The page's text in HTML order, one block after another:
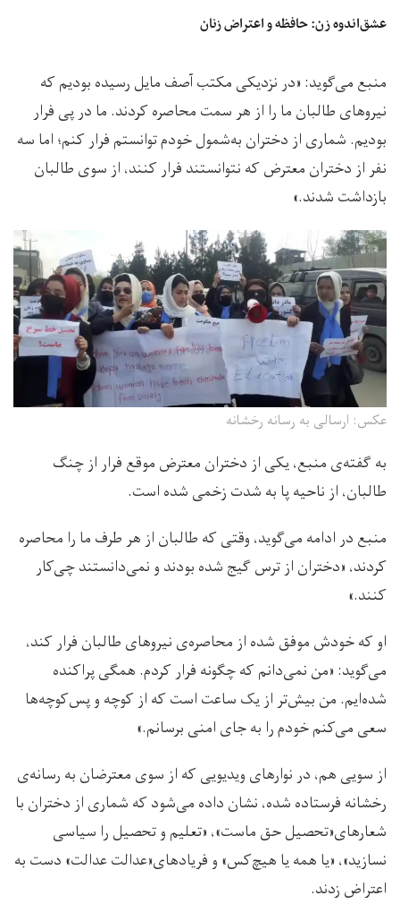
عشق‌اندوه زن: حافظه و اعتراض زنان
منبع می‌گوید: «در نزدیکی مکتب آصف مایل رسیده بودیم که
نیروهای طالبان ما را از هر سمت محاصره کردند. ما در پی فرار
بودیم. شماری از دختران به‌شمول خودم توانستم فرار کنم؛ اما سه
نفر از دختران معترض که نتوانستند فرار کنند، از سوی طالبان
بازداشت شدند.»
عکس: ارسالی به رسانه رخشانه
به گفته‌ی منبع، یکی از دختران معترض موقع فرار از چنگ
طالبان، از ناحیه پا به شدت زخمی شده است.
منبع در ادامه می‌گوید، وقتی که طالبان از هر طرف ما را محاصره
کردند، «دختران از ترس گیج شده بودند و نمی‌دانستند چی‌کار
کنند.»
او که خودش موفق شده از محاصره‌ی نیروهای طالبان فرار کند،
می‌گوید: «من نمی‌دانم که چگونه فرار کردم. همگی پراکنده
شده‌ایم. من بیش‌تر از یک ساعت است که از کوچه‌ و پس‌کوچه‌ها
سعی می‌کنم خودم را به جای امنی برسانم.»
از سویی هم، در نوارهای ویدیویی که از سوی معترضان به رسانه‌ی
رخشانه فرستاده شده، نشان داده می‌شود که شماری از دختران با
شعارهای«تحصیل حق ماست»، «تعلیم و تحصیل را سیاسی
نسازید»، «یا همه یا هیچ‌کس» و فریادهای«عدالت عدالت» دست به
اعتراض زدند.